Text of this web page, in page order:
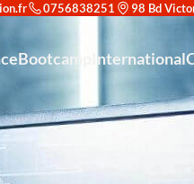
0756838251 98 Bd
Redsup
Redsup
une double reconnaissance
en cybersécurité : trouvez le
Bac+2 Technicien supérieur
Bac+3 Administrateur
Accompagnement à la recherche
Bootcamp
F5 AWAF
F5 LTM
International